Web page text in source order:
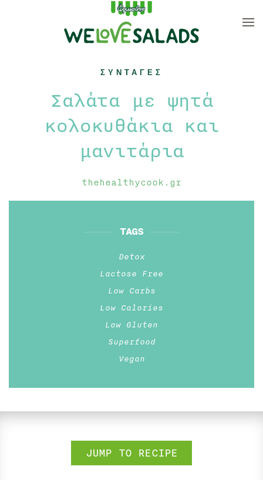
Skip to main content
ΣΥΝΤΑΓΕΣ
Σαλάτα με ψητά
κολοκυθάκια και
μανιτάρια
thehealthycook.gr
TAGS
Detox
Lactose Free
Low Carbs
Low Calories
Low Gluten
Superfood
Vegan
JUMP TO RECIPE